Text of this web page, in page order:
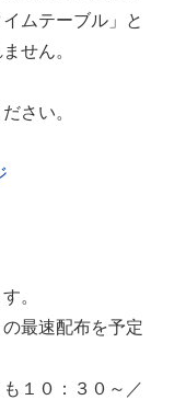
ムテーブル」と
せん。
さい。
。
最速配布を予定
１０：３０～／